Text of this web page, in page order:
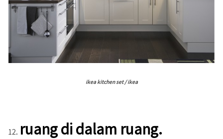
ikea kitchen set / ikea
12. ruang di dalam ruang.